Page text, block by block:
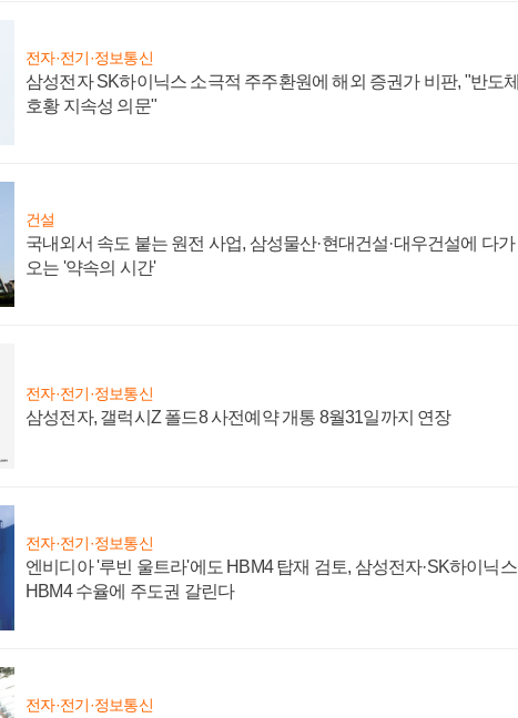
전자·전기·정보통신
삼성전자 SK하이닉스 소극적 주주환원에 해외 증권가 비판, "반도체
호황 지속성 의문"
건설
국내외서 속도 붙는 원전 사업, 삼성물산·현대건설·대우건설에 다가
오는 '약속의 시간'
전자·전기·정보통신
삼성전자, 갤럭시Z 폴드8 사전예약 개통 8월31일까지 연장
전자·전기·정보통신
엔비디아 '루빈 울트라'에도 HBM4 탑재 검토, 삼성전자·SK하이닉스
HBM4 수율에 주도권 갈린다
전자·전기·정보통신